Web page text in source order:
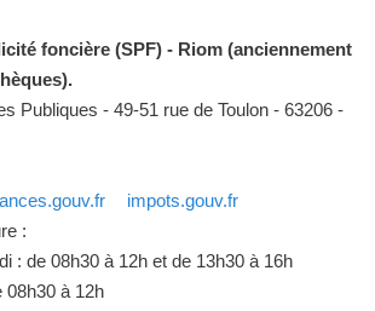
foncière (SPF) - Riom (anciennement
Publiques - 49-51 rue de Toulon - 63206 -
impots.gouv.fr
:
: de 08h30 à 12h et de 13h30 à 16h
08h30 à 12h